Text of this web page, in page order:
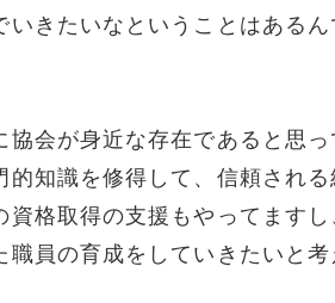
きたいなということはあるん
協会が身近な存在であると思
知識を修得して、信頼され
格取得の支援もやってます
員の育成をしていきたいと考